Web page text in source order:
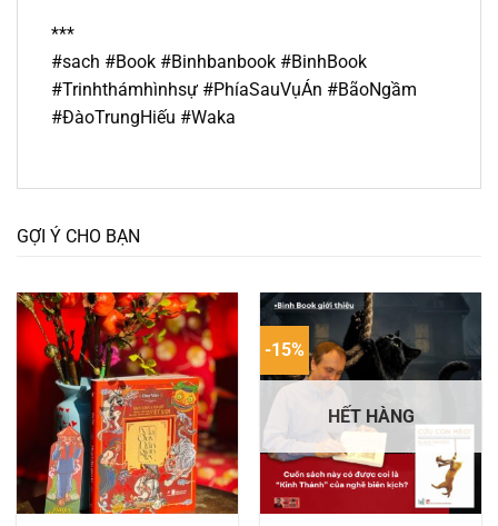
***
#sach #Book #Binhbanbook #BinhBook
#Trinhthámhìnhsự #PhíaSauVụÁn #BãoNgầm
#ĐàoTrungHiếu #Waka
GỢI Ý CHO BẠN
-15%
HẾT HÀNG